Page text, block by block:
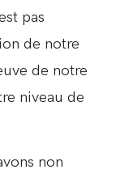
pas
de notre
de notre
niveau de
non